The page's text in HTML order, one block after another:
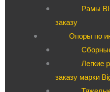
Рамы
заказу
Опоры по
Легкие
заказу марки